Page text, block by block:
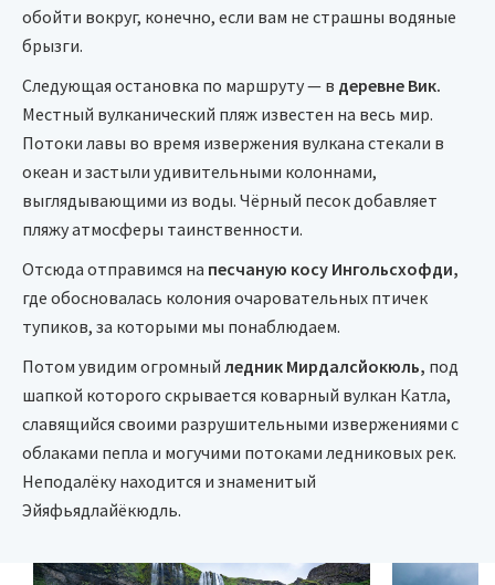
обойти вокруг, конечно, если вам не страшны водяные
брызги.
Следующая остановка по маршруту — в деревне Вик.
Местный вулканический пляж известен на весь мир.
Потоки лавы во время извержения вулкана стекали в
океан и застыли удивительными колоннами,
выглядывающими из воды. Чёрный песок добавляет
пляжу атмосферы таинственности.
Отсюда отправимся на песчаную косу Ингольсхофди,
где обосновалась колония очаровательных птичек
тупиков, за которыми мы понаблюдаем.
Потом увидим огромный ледник Мирдалсйокюль, под
шапкой которого скрывается коварный вулкан Катла,
славящийся своими разрушительными извержениями с
облаками пепла и могучими потоками ледниковых рек.
Неподалёку находится и знаменитый
Эйяфьядлайёкюдль.